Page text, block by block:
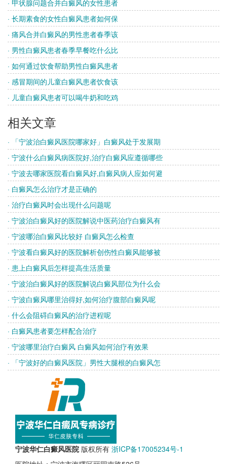
· 甲状腺问题合并白癜风的女性患者
· 长期素食的女性白癜风患者如何保
· 痛风合并白癜风的男性患者春季该
· 男性白癜风患者春季早餐吃什么比
· 如何通过饮食帮助男性白癜风患者
· 感冒期间的儿童白癜风患者饮食该
· 儿童白癜风患者可以喝牛奶和吃鸡
相关文章
· 「宁波治白癜风医院哪家好」白癜风处于发展期
· 宁波什么白癜风病医院好,治疗白癜风应遵循哪些
· 宁波去哪家医院看白癜风好,白癜风病人应如何避
· 白癜风怎么治疗才是正确的
· 治疗白癜风时会出现什么问题呢
· 宁波治白癜风好的医院解说中医药治疗白癜风有
· 宁波哪治白癜风比较好 白癜风怎么检查
· 宁波看白癜风好的医院解析创伤性白癜风能够被
· 患上白癜风后怎样提高生活质量
· 宁波治白癜风好的医院解说白癜风部位为什么会
· 宁波白癜风哪里治得好,如何治疗腹部白癜风呢
· 什么会阻碍白癜风的治疗进程呢
· 白癜风患者要怎样配合治疗
· 宁波哪里治疗白癜风 白癜风如何治疗有效果
· 「宁波好的白癜风医院」男性大腿根的白癜风怎
宁波华仁白癜风医院 版权所有 浙ICP备17005234号-1